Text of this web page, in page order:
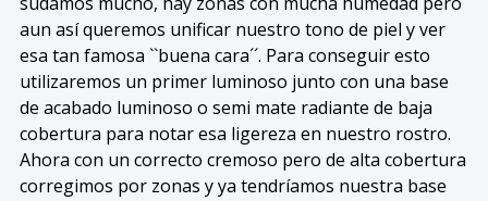
aun así queremos unificar nuestro tono de piel y ver
esa tan famosa ``buena cara´´. Para conseguir esto
utilizaremos un primer luminoso junto con una base
de acabado luminoso o semi mate radiante de baja
cobertura para notar esa ligereza en nuestro rostro.
Ahora con un correcto cremoso pero de alta cobertura
corregimos por zonas y ya tendríamos nuestra base